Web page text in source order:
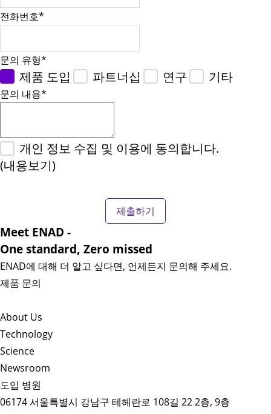
전화번호*
문의 유형*
제품 도입 파트너십 연구 기타
문의 내용*
개인 정보 수집 및 이용에 동의합니다.
(내용보기)
Meet ENAD -
One standard, Zero missed​
ENAD에 대해 더 알고 싶다면, 언제든지 문의해 주세요.
제품 문의
About Us​
Technology
Science
Newsroom
도입 병원
06174 서울특별시 강남구 테헤란로 108길 22 2층, 9층